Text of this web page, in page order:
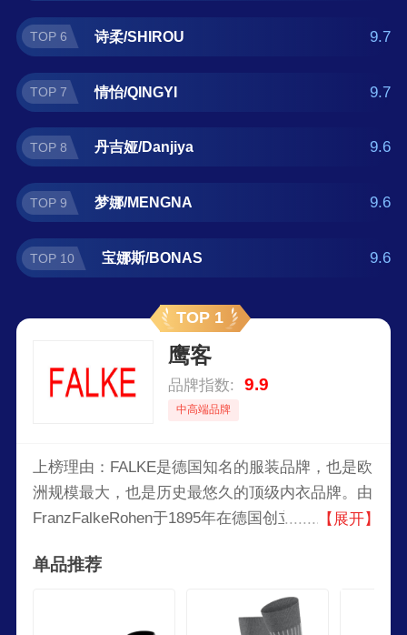
TOP 6 诗柔/SHIROU 9.7
TOP 7 情怡/QINGYI 9.7
TOP 8 丹吉娅/Danjiya 9.6
TOP 9 梦娜/MENGNA 9.6
TOP 10 宝娜斯/BONAS 9.6
TOP 1
鹰客
品牌指数: 9.9
中高端品牌
上榜理由：FALKE是德国知名的服装品牌，也是欧
洲规模最大，也是历史最悠久的顶级内衣品牌。由
FranzFalkeRohen于1895年在德国创立，由一家小
营，是目前已经有了上百年历史的全球袜业顶级品
牌。FALKE主要以秘鲁羊毛、蒙古绒山羊毛等高端
材质为原料，生产出的丝袜品质极高，被誉为“德
【展开】
单品推荐